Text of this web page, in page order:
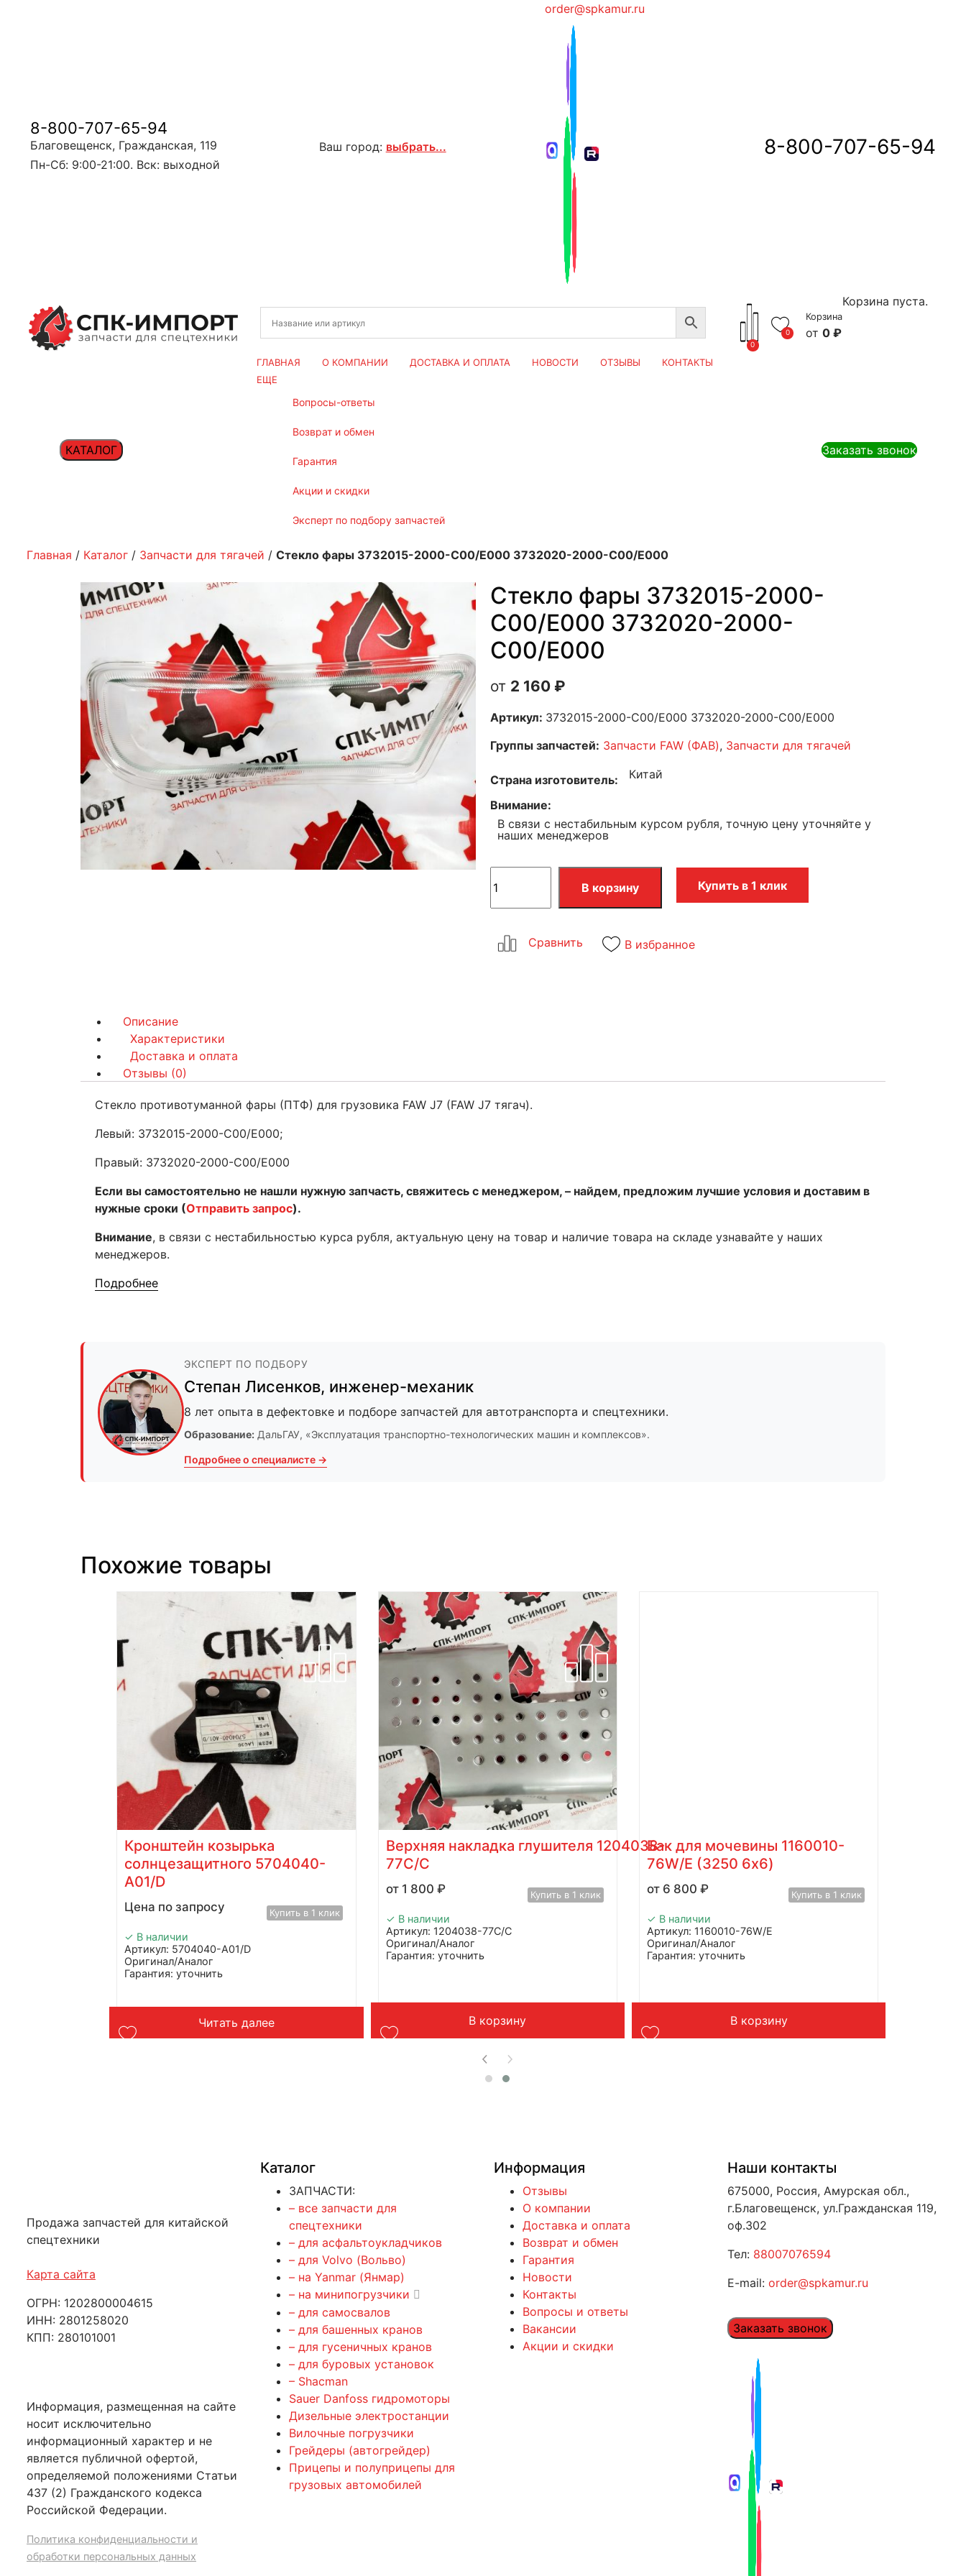
8-800-707-65-94
Благовещенск, Гражданская, 119
Пн-Сб: 9:00-21:00. Вск: выходной
Ваш город: выбрать...
order@spkamur.ru
8-800-707-65-94
0
0
Корзина
0 ₽
Корзина пуста.
КАТАЛОГ
ГЛАВНАЯ О КОМПАНИИ ДОСТАВКА И ОПЛАТА НОВОСТИ ОТЗЫВЫ
КОНТАКТЫ
ЕЩЕ
вопросы-ответы
возврат и обмен
гарантия
акции и скидки
эксперт по подбору запчастей
Заказать звонок
Главная / Каталог / Запчасти для тягачей / Стекло фары 3732015-2000-C00/E000 3732020-2000-C00/E000
Стекло фары 3732015-2000-
C00/E000 3732020-2000-
C00/E000
2 160 ₽
Артикул: 3732015-2000-C00/E000 3732020-2000-C00/E000
Группы запчастей: Запчасти FAW (ФАВ), Запчасти для тягачей
Страна изготовитель Китай
Внимание
В связи с нестабильным курсом рубля, точную цену уточняйте у
наших менеджеров
В корзину Купить в 1 клик
В избранное
Описание
Характеристики
Доставка и оплата
Отзывы (0)
Стекло противотуманной фары (ПТФ) для грузовика FAW J7 (FAW J7 тягач).
Левый: 3732015-2000-C00/E000;
Правый: 3732020-2000-C00/E000
Если вы самостоятельно не нашли нужную запчасть, свяжитесь с менеджером, – найдем, предложим лучшие условия и доставим в
нужные сроки (Отправить запрос).
Внимание, в связи с нестабильностью курса рубля, актуальную цену на товар и наличие товара на складе узнавайте у наших
менеджеров.
Подробнее
ЭКСПЕРТ ПО ПОДБОРУ
Степан Лисенков, инженер-механик
8 лет опыта в дефектовке и подборе запчастей для автотранспорта и спецтехники.
Образование: ДальГАУ, «Эксплуатация транспортно-технологических машин и комплексов».
Подробнее о специалисте →
Похожие товары
Кронштейн козырька
солнцезащитного 5704040-
A01/D
Цена по запросу Купить в 1 клик
✓ В наличии
Артикул: 5704040-A01/D
Оригинал/Аналог
Гарантия: уточнить
Применение: FAW J6
Читать далее
Верхняя накладка глушителя 1204038-
77C/C
1 800 ₽ Купить в 1 клик
✓ В наличии
Артикул: 1204038-77C/C
Оригинал/Аналог
Гарантия: уточнить
Вес: 2 кг
В корзину
Бак для мочевины 1160010-
76W/E (3250 6х6)
6 800 ₽ Купить в 1 клик
✓ В наличии
Артикул: 1160010-76W/E
Оригинал/Аналог
Гарантия: уточнить
Вес: 7 кг
В корзину
Продажа запчастей для китайской
спецтехники
Карта сайта
ОГРН: 1202800004615
ИНН: 2801258020
КПП: 280101001
Информация, размещенная на сайте
носит исключительно
информационный характер и не
является публичной офертой,
определяемой положениями Статьи
437 (2) Гражданского кодекса
Российской Федерации.
Политика конфиденциальности и
обработки персональных данных
Каталог
ЗАПЧАСТИ:
– все запчасти для
спецтехники
– для асфальтоукладчиков
– для Volvo (Вольво)
– на Yanmar (Янмар)
– на минипогрузчики
– для самосвалов
– для башенных кранов
– для гусеничных кранов
– для буровых установок
– Shacman
Sauer Danfoss гидромоторы
Дизельные электростанции
Вилочные погрузчики
Грейдеры (автогрейдер)
Прицепы и полуприцепы для
грузовых автомобилей
Информация
Отзывы
О компании
Доставка и оплата
Возврат и обмен
Гарантия
Новости
Контакты
Вопросы и ответы
Вакансии
Акции и скидки
Наши контакты
675000, Россия, Амурская обл.,
г.Благовещенск, ул.Гражданская 119,
оф.302
Тел: 88007076594
E-mail: order@spkamur.ru
Заказать звонок